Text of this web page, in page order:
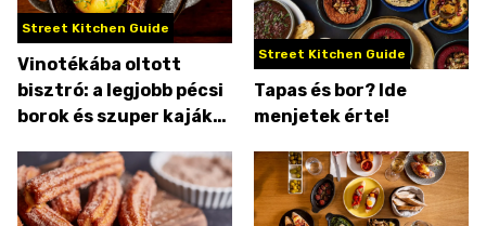
Street Kitchen Guide
Vinotékába oltott
bisztró: a legjobb pécsi
borok és szuper kaják
Street Kitchen Guide
Tapas és bor? Ide
menjetek érte!